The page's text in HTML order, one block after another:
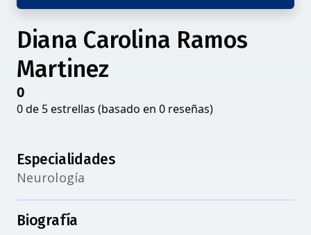
Diana Carolina Ramos
Martinez
0
0 de 5 estrellas (basado en 0 reseñas)
Especialidades
Neurología
Biografía